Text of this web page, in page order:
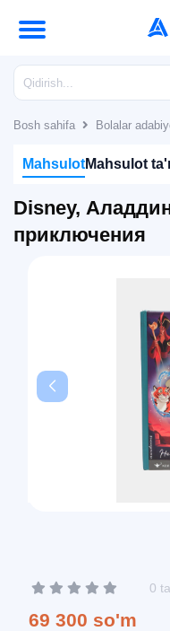
Bosh sahifa Bolalar
MahsulotMahsulot
Disney,
приключения
0
69 300 so'm